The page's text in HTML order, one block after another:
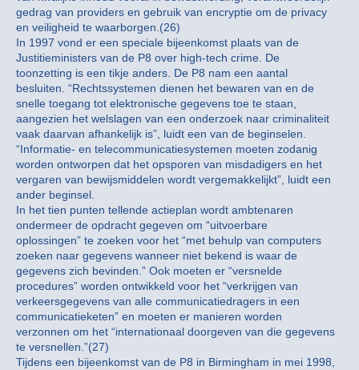
gedrag van providers en gebruik van encryptie om de privacy
en veiligheid te waarborgen.(26)
In 1997 vond er een speciale bijeenkomst plaats van de
Justitieministers van de P8 over high-tech crime. De
toonzetting is een tikje anders. De P8 nam een aantal
besluiten. “Rechtssystemen dienen het bewaren van en de
snelle toegang tot elektronische gegevens toe te staan,
aangezien het welslagen van een onderzoek naar criminaliteit
vaak daarvan afhankelijk is”, luidt een van de beginselen.
“Informatie- en telecommunicatiesystemen moeten zodanig
worden ontworpen dat het opsporen van misdadigers en het
vergaren van bewijsmiddelen wordt vergemakkelijkt”, luidt een
ander beginsel.
In het tien punten tellende actieplan wordt ambtenaren
ondermeer de opdracht gegeven om “uitvoerbare
oplossingen” te zoeken voor het “met behulp van computers
zoeken naar gegevens wanneer niet bekend is waar de
gegevens zich bevinden.” Ook moeten er “versnelde
procedures” worden ontwikkeld voor het “verkrijgen van
verkeersgegevens van alle communicatiedragers in een
communicatieketen” en moeten er manieren worden
verzonnen om het “internationaal doorgeven van die gegevens
te versnellen.”(27)
Tijdens een bijeenkomst van de P8 in Birmingham in mei 1998,